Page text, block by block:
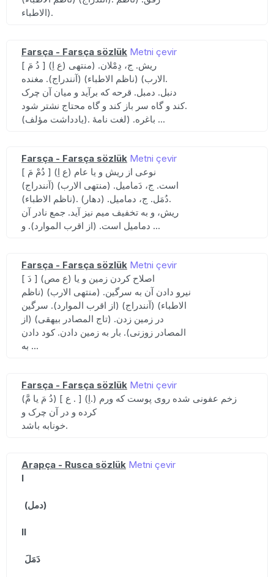
الاطباء).
Farsça - Farsça sözlük Metni çevir
[ دُ مَ ] (ع اِ) ریش. ج، دِمْلان. (منتهی
الارب) (ناظم الاطباء) (آنندراج). مغنده.
دنبل. دمبل. قرحه که برآید و میان آن چرک
کند و گاه سر باز کند و گاه محتاج نشتر شود.
(یادداشت مؤلف). باغره. (لغت نامهٔ ...
Farsça - Farsça sözlük Metni çevir
[ دُمْ مَ ] (ع اِ) نوعی از ریش و یا عام
است. ج، دَمامیل. (منتهی الارب) (آنندراج)
(ناظم الاطباء). دُمَل. ج، دمامیل. (دهار).
ریش، و به تخفیف میم نیز آید. جمع نادر آن
دمامیل است. (از اقرب الموارد). و ...
Farsça - Farsça sözlük Metni çevir
[ دَ ] (ع مص) اصلاح کردن زمین و یا
نیرو دادن آن به سرگین. (منتهی الارب) (ناظم
الاطباء) (آنندراج) (از اقرب الموارد). سرگین
در زمین زدن. (تاج المصادر بیهقی) (از
المصادر زوزنی). بار به زمین دادن. کود دادن
به ...
Farsça - Farsça sözlük Metni çevir
(دُ مَ یا مَّ) [ ع . ] (اِ.) زخم عفونی شده روی پوست که ورم
کرده و در آن چرک و
خونابه باشد.
Arapça - Rusca sözlük Metni çevir
I
(دمل)
II
دَمَلَ